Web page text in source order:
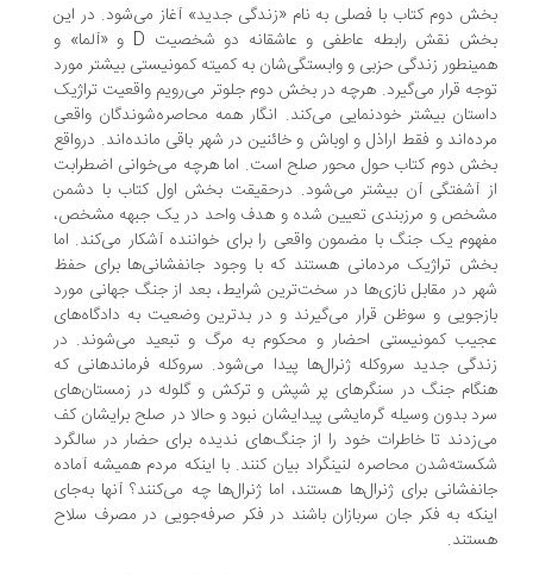
دوم کتاب با فصلی به نام «زندگی جدید» آغاز می‌شود. در این
بخش نقش رابطه عاطفی و عاشقانه دو شخصیت D و «آلما» و
زندگی حزبی و وابستگی‌شان به کمیته کمونیستی بیشتر مورد
قرار می‌گیرد. هرچه در بخش دوم جلوتر می‌رویم واقعیت تراژیک
بیشتر خودنمایی می‌کند. انگار همه محاصره‌شوندگان واقعی
و فقط اراذل و اوباش و خائنین در شهر باقی مانده‌اند. درواقع
دوم کتاب حول محور صلح است. اما هرچه می‌خوانی اضطرابت
آشفتگی آن بیشتر می‌شود. درحقیقت بخش اول کتاب با دشمن
و مرزبندی تعیین شده و هدف واحد در یک جبهه مشخص،
یک جنگ با مضمون واقعی را برای خواننده آشکار می‌کند. اما
تراژیک مردمانی هستند که با وجود جانفشانی‌ها برای حفظ
در مقابل نازی‌ها در سخت‌ترین شرایط، بعد از جنگ جهانی مورد
و سوظن قرار می‌گیرند و در بدترین وضعیت به دادگاه‌های
کمونیستی احضار و محکوم به مرگ و تبعید می‌شوند. در
جدید سروکله ژنرال‌ها پیدا می‌شود. سروکله فرماندهانی که
جنگ در سنگرهای پر شپش و ترکش و گلوله در زمستان‌های
بدون وسیله گرمایشی پیدایشان نبود و حالا در صلح برایشان کف
تا خاطرات خود را از جنگ‌های ندیده برای حضار در سالگرد
محاصره لنینگراد بیان کنند. با اینکه مردم همیشه آماده
برای ژنرال‌ها هستند، اما ژنرال‌ها چه می‌کنند؟ آنها به‌جای
به فکر جان سربازان باشند در فکر صرفه‌جویی در مصرف سلاح